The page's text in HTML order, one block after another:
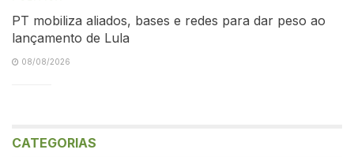
PT mobiliza aliados, bases e redes para dar peso ao
lançamento de Lula
08/08/2026
CATEGORIAS